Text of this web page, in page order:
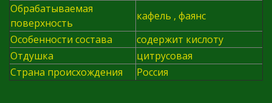
Обрабатываемая
поверхность
кафель , фаянс
Особенности состава
содержит кислоту
Отдушка
цитрусовая
Страна происхождения
Россия